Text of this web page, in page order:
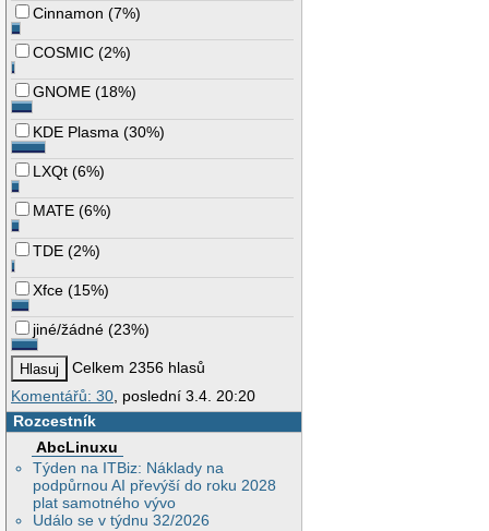
Cinnamon (7%)
COSMIC (2%)
GNOME (18%)
KDE Plasma (30%)
LXQt (6%)
MATE (6%)
TDE (2%)
Xfce (15%)
jiné/žádné (23%)
Celkem 2356 hlasů
Komentářů: 30 , poslední 3.4. 20:20
Rozcestník
AbcLinuxu
Týden na ITBiz: Náklady na
podpůrnou AI převýší do roku 2028
plat samotného vývo
Událo se v týdnu 32/2026